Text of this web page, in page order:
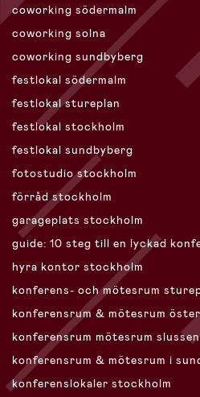
coworking södermalm
coworking solna
coworking sundbyberg
festlokal södermalm
festlokal stureplan
festlokal stockholm
festlokal sundbyberg
fotostudio stockholm
förråd stockholm
garageplats stockholm
guide: 10 steg till en lyckad
hyra kontor stockholm
konferens- och mötesrum
konferensrum & mötesrum
konferensrum mötesrum slussen
konferensrum & mötesrum i
konferenslokaler stockholm